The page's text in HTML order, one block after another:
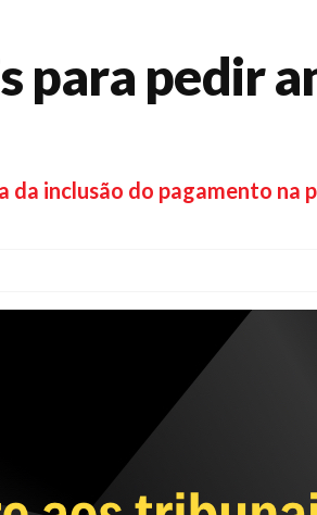
para pedir
inclusão do pagamento na